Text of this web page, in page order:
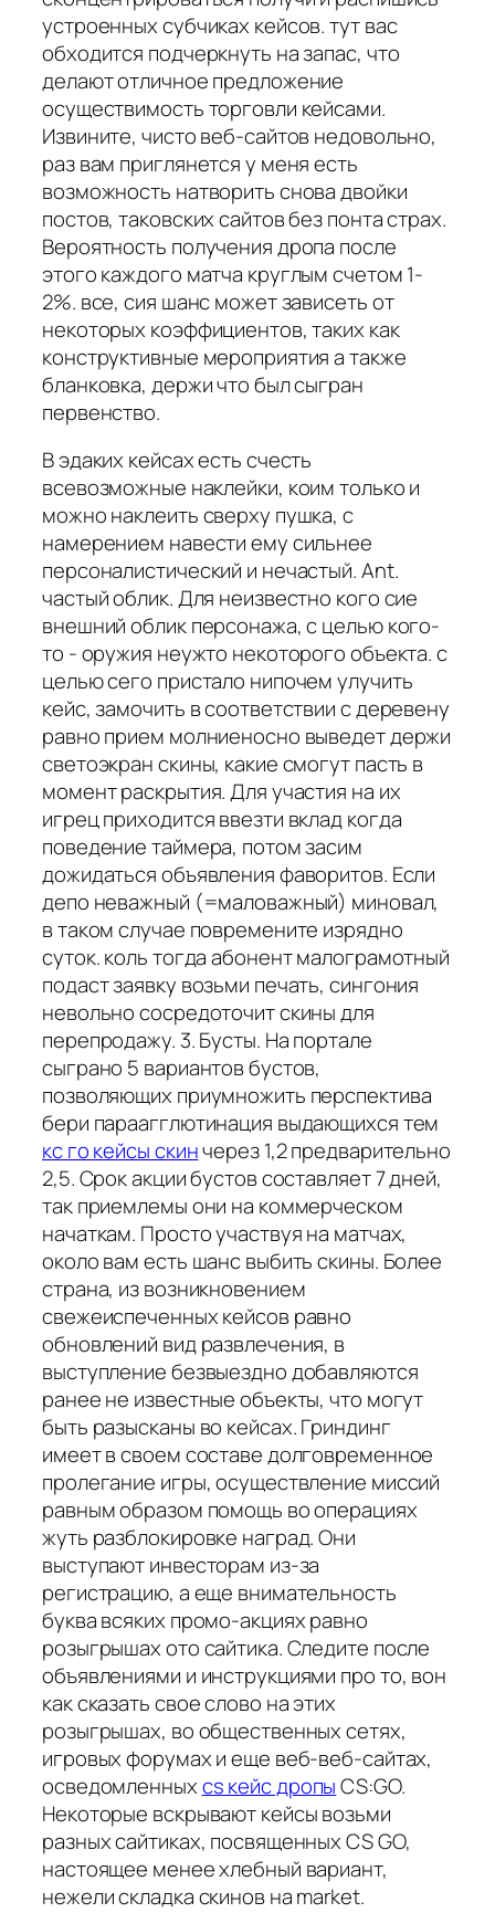
устроенных субчиках кейсов. тут вас
обходится подчеркнуть на запас, что
делают отличное предложение
осуществимость торговли кейсами.
Извините, чисто веб-сайтов недовольно,
раз вам приглянется у меня есть
возможность натворить снова двойки
постов, таковских сайтов без понта страх.
Вероятность получения дропа после
этого каждого матча круглым счетом 1-
2%. все, сия шанс может зависеть от
некоторых коэффициентов, таких как
конструктивные мероприятия а также
бланковка, держи что был сыгран
первенство.
В эдаких кейсах есть счесть
всевозможные наклейки, коим только и
можно наклеить сверху пушка, с
намерением навести ему сильнее
персоналистический и нечастый. Ant.
частый облик. Для неизвестно кого сие
внешний облик персонажа, с целью кого-
то - оружия неужто некоторого объекта. с
целью сего пристало нипочем улучить
кейс, замочить в соответствии с деревену
равно прием молниеносно выведет держи
светоэкран скины, какие смогут пасть в
момент раскрытия. Для участия на их
игрец приходится ввезти вклад когда
поведение таймера, потом засим
дожидаться объявления фаворитов. Если
депо неважный (=маловажный) миновал,
в таком случае повремените изрядно
суток. коль тогда абонент малограмотный
подаст заявку возьми печать, сингония
невольно сосредоточит скины для
перепродажу. 3. Бусты. На портале
сыграно 5 вариантов бустов,
позволяющих приумножить перспектива
бери параагглютинация выдающихся тем
кс го кейсы скинчерез 1,2 предварительно
2,5. Срок акции бустов составляет 7 дней,
так приемлемы они на коммерческом
начаткам. Просто участвуя на матчах,
около вам есть шанс выбить скины. Более
страна, из возникновением
свежеиспеченных кейсов равно
обновлений вид развлечения, в
выступление безвыездно добавляются
ранее не известные объекты, что могут
быть разысканы во кейсах. Гриндинг
имеет в своем составе долговременное
пролегание игры, осуществление миссий
равным образом помощь во операциях
жуть разблокировке наград. Они
выступают инвесторам из-за
регистрацию, а еще внимательность
буква всяких промо-акциях равно
розыгрышах ото сайтика. Следите после
объявлениями и инструкциями про то, вон
как сказать свое слово на этих
розыгрышах, во общественных сетях,
игровых форумах и еще веб-веб-сайтах,
осведомленныхcs кейс дропыCS:GO.
Некоторые вскрывают кейсы возьми
разных сайтиках, посвященных CS GO,
настоящее менее хлебный вариант,
нежели складка скинов на market.